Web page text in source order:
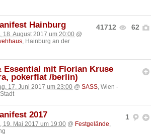
41712 62
Hainburg
18. August 2017 um 20:00 @
, Hainburg an der
Essential mit Florian Kruse
pokerflat /berlin)
17. Juni 2017 um 23:00 @ SASS , Wien -
1
2017
19. Mai 2017 um 19:00 @ Festgelände,